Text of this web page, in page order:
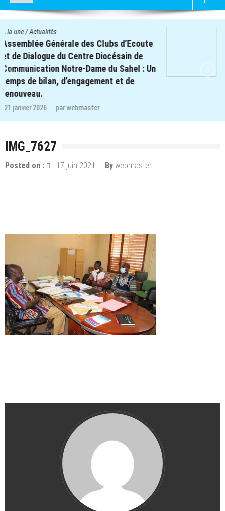
Quatre cent soixante-deux (462) enfants
des clubs d’écoute du projet REPERE
retrouvent le chemin de l’école dans les
régions de Koulsé et de Yaadga.
IMG_7627
Posted on : 17 juin 2021 By webmaster